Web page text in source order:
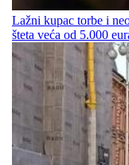
Lažni kupac torbe i
šteta veća od 5.000